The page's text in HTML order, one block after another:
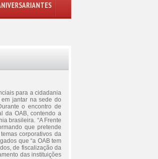
para a cidadania
jantar na sede do
o encontro de
da OAB, contendo a
brasileira. “A Frente
que pretende
corporativos da
que “a OAB tem
de fiscalização da
das instituições